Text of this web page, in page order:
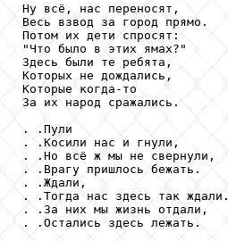
Ну всё, нас переносят,
Весь взвод за город прямо.
Потом их дети спросят:
"Что было в этих ямах?"
Здесь были те ребята,
Которых не дождались,
Которые когда-то
За их народ сражались.
. .Пули
. .Косили нас и гнули,
. .Но всё ж мы не свернули,
. .Врагу пришлось бежать.
. .Ждали,
. .Тогда нас здесь так ждали.
. .За них мы жизнь отдали,
. .Остались здесь лежать.